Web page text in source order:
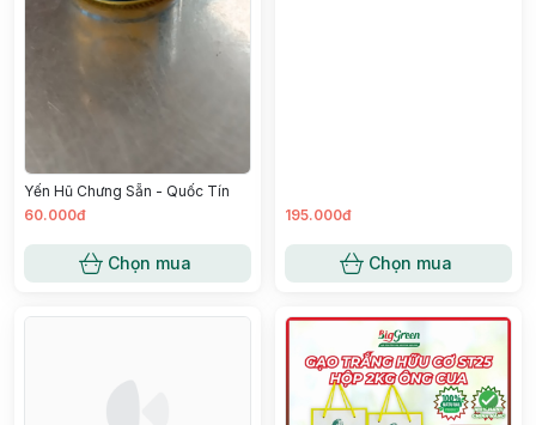
Yến Hũ Chưng Sẵn - Quốc Tín
60.000đ
Chọn mua
195.000đ
Chọn mua